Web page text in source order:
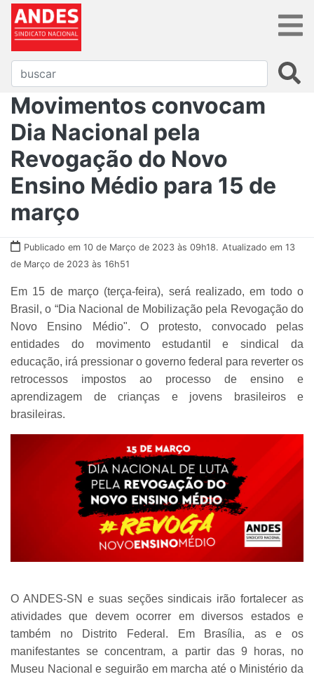
Movimentos convocam
Dia Nacional pela
Revogação do Novo
Ensino Médio para 15 de
março
Publicado em 10 de Março de 2023 às 09h18. Atualizado em 13
de Março de 2023 às 16h51
Em 15 de março (terça-feira), será realizado, em todo o
Brasil, o “Dia Nacional de Mobilização pela Revogação do
Novo Ensino Médio". O protesto, convocado pelas
entidades do movimento estudantil e sindical da
educação, irá pressionar o governo federal para reverter os
retrocessos impostos ao processo de ensino e
aprendizagem de crianças e jovens brasileiros e
brasileiras.
O ANDES-SN e suas seções sindicais irão fortalecer as
atividades que devem ocorrer em diversos estados e
também no Distrito Federal. Em Brasília, as e os
manifestantes se concentram, a partir das 9 horas, no
Museu Nacional e seguirão em marcha até o Ministério da